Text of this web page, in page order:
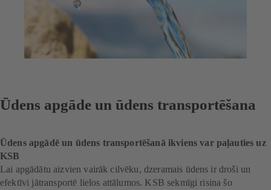
Ūdens apgāde un ūdens transportēšana
Ūdens apgādē un ūdens transportēšanā ikviens var paļauties uz
KSB
Lai apgādātu aizvien vairāk cilvēku, dzeramais ūdens ir droši un
efektīvi jātransportē lielos attālumos. KSB sekmīgi risina šo